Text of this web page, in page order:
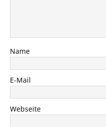
Name
E-Mail
Webseite